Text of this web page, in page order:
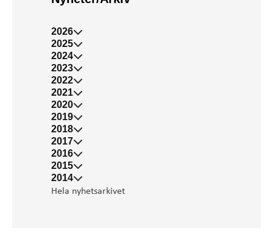
2026
2025
2024
2023
2022
2021
2020
2019
2018
2017
2016
2015
2014
Hela nyhetsarkivet